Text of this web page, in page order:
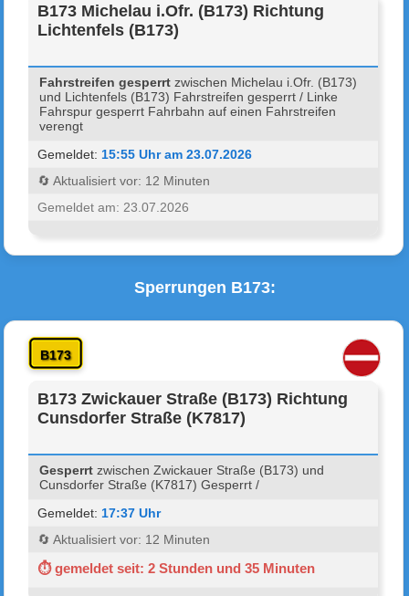
B173 Michelau i.Ofr. (B173) Richtung
Lichtenfels (B173)
Fahrstreifen gesperrt zwischen Michelau i.Ofr. (B173)
und Lichtenfels (B173) Fahrstreifen gesperrt / Linke
Fahrspur gesperrt Fahrbahn auf einen Fahrstreifen
verengt
Gemeldet: 15:55 Uhr am 23.07.2026
🔄 Aktualisiert vor: 12 Minuten
Gemeldet am: 23.07.2026
Sperrungen B173:
B173
B173 Zwickauer Straße (B173) Richtung
Cunsdorfer Straße (K7817)
Gesperrt zwischen Zwickauer Straße (B173) und
Cunsdorfer Straße (K7817) Gesperrt /
Gemeldet: 17:37 Uhr
🔄 Aktualisiert vor: 12 Minuten
⏱ gemeldet seit: 2 Stunden und 35 Minuten